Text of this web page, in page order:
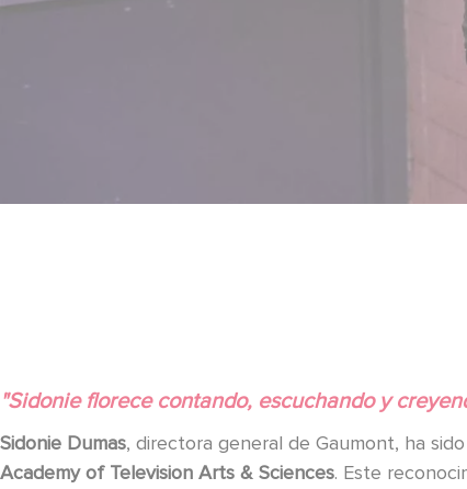
"Sidonie florece contando, escuchando y
Sidonie Dumas, directora general de Gaumont, ha
Academy of Television Arts & Sciences. Este